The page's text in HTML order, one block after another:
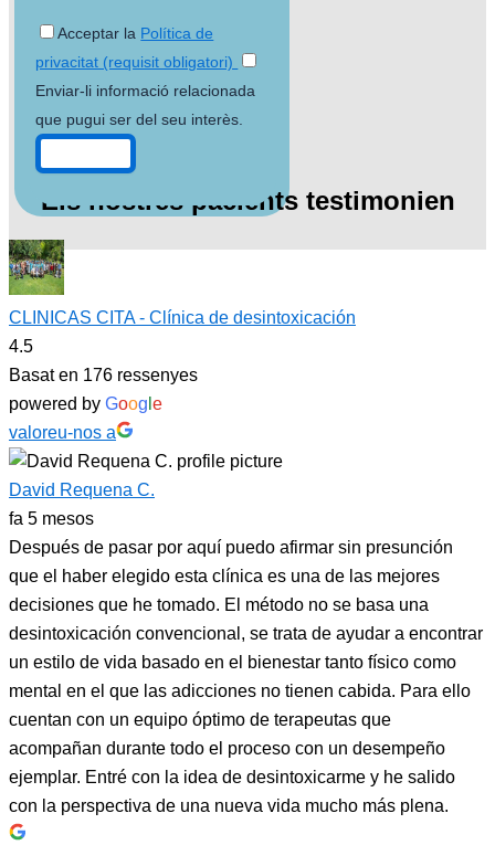
Acceptar la Política de
privacitat (requisit obligatori)
Enviar-li informació relacionada
que pugui ser del seu interès.
Els nostres pacients testimonien
CLINICAS CITA - Clínica de desintoxicación
4.5
Basat en 176 ressenyes
powered by Goog e
valoreu-nos a
David Requena C.
fa 5 mesos
Después de pasar por aquí puedo afirmar sin presunción
que el haber elegido esta clínica es una de las mejores
decisiones que he tomado. El método no se basa una
desintoxicación convencional, se trata de ayudar a encontrar
un estilo de vida basado en el bienestar tanto físico como
mental en el que las adicciones no tienen cabida. Para ello
cuentan con un equipo óptimo de terapeutas que
acompañan durante todo el proceso con un desempeño
ejemplar. Entré con la idea de desintoxicarme y he salido
con la perspectiva de una nueva vida mucho más plena.